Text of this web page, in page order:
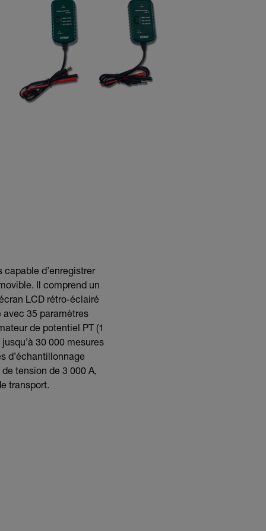
capable d’enregistrer
Il comprend un
LCD rétro-éclairé
avec 35 paramètres
de potentiel PT (1
30 000 mesures
d’échantillonnage
tension de 3 000 A,
transport.